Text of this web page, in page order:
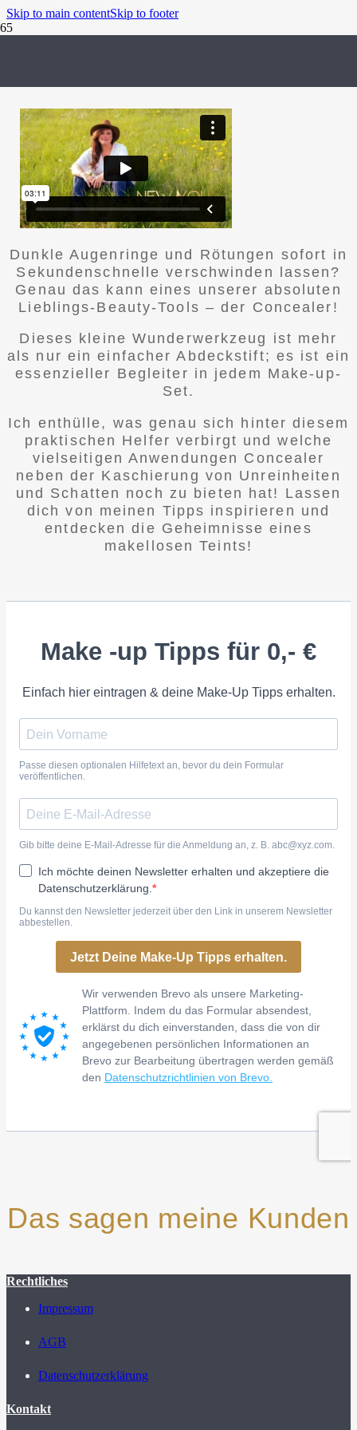
Skip to main contentSkip to footer
Dunkle Augenringe und Rötungen sofort in
Sekundenschnelle verschwinden lassen?
Genau das kann eines unserer absoluten
Lieblings-Beauty-Tools – der Concealer!
Dieses kleine Wunderwerkzeug ist mehr
als nur ein einfacher Abdeckstift; es ist ein
essenzieller Begleiter in jedem Make-up-
Set.
Ich enthülle, was genau sich hinter diesem
praktischen Helfer verbirgt und welche
vielseitigen Anwendungen Concealer
neben der Kaschierung von Unreinheiten
und Schatten noch zu bieten hat! Lassen
dich von meinen Tipps inspirieren und
entdecken die Geheimnisse eines
makellosen Teints!
Das sagen meine Kunden
Rechtliches
Impressum
AGB
Datenschutzerklärung
Kontakt